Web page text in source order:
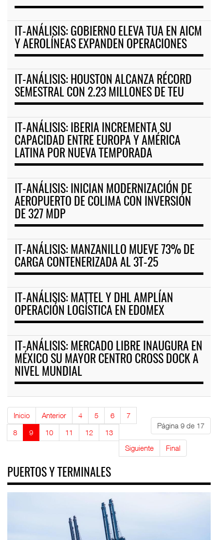
IT-ANÁLISIS: GOBIERNO ELEVA TUA EN AICM
Y AEROLÍNEAS EXPANDEN OPERACIONES
IT-ANÁLISIS: HOUSTON ALCANZA RÉCORD
SEMESTRAL CON 2.23 MILLONES DE TEU
IT-ANÁLISIS: IBERIA INCREMENTA SU
CAPACIDAD ENTRE EUROPA Y AMÉRICA
LATINA POR NUEVA TEMPORADA
IT-ANÁLISIS: INICIAN MODERNIZACIÓN DE
AEROPUERTO DE COLIMA CON INVERSIÓN
DE 327 MDP
IT-ANÁLISIS: MANZANILLO MUEVE 73% DE
CARGA CONTENERIZADA AL 3T-25
IT-ANÁLISIS: MATTEL Y DHL AMPLÍAN
OPERACIÓN LOGÍSTICA EN EDOMEX
IT-ANÁLISIS: MERCADO LIBRE INAUGURA EN
MÉXICO SU MAYOR CENTRO CROSS DOCK A
NIVEL MUNDIAL
Página 9 de 17
Inicio Anterior 4 5 6
7
8
9 10 11 12
13
Siguiente
Final
PUERTOS Y TERMINALES